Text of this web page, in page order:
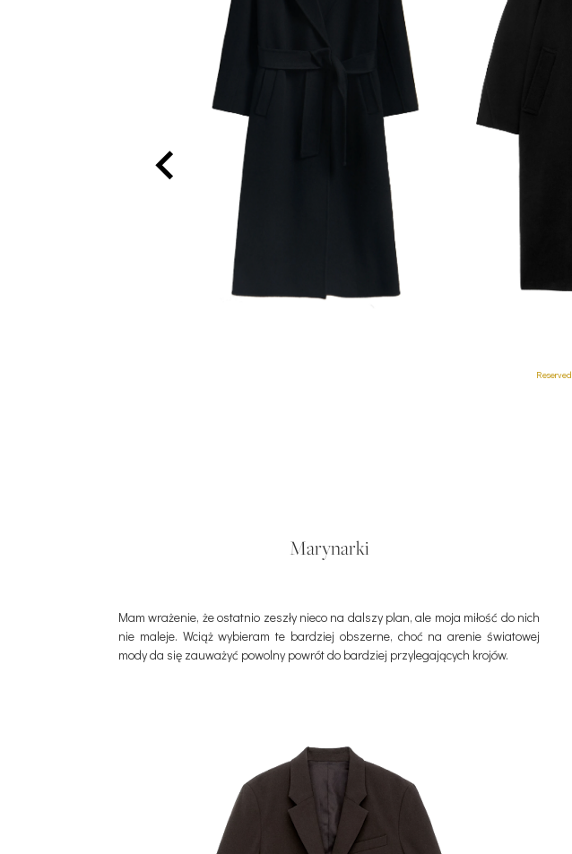
Reserved
Marynarki
Mam wrażenie, że ostatnio zeszły nieco na dalszy plan, ale moja miłość do nich
nie maleje. Wciąż wybieram te bardziej obszerne, choć na arenie światowej
mody da się zauważyć powolny powrót do bardziej przylegających krojów.